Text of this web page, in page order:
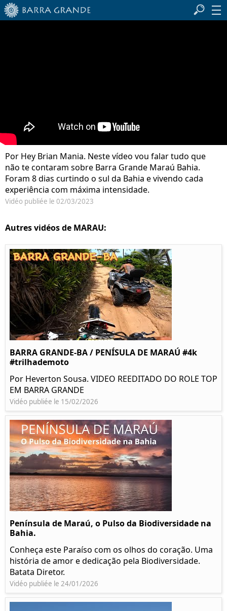
Por Hey Brian Mania. Neste vídeo vou falar tudo que
não te contaram sobre Barra Grande Maraú Bahia.
Foram 8 dias curtindo o sul da Bahia e vivendo cada
experiência com máxima intensidade.
Vidéo publiée le 02/03/2023
Autres vidéos de MARAU:
BARRA GRANDE-BA / PENÍSULA DE MARAÚ #4k
#trilhademoto
Por Heverton Sousa. VIDEO REEDITADO DO ROLE TOP
EM BARRA GRANDE
Vidéo publiée le 15/02/2026
Península de Maraú, o Pulso da Biodiversidade na
Bahia.
Conheça este Paraíso com os olhos do coração. Uma
história de amor e dedicação pela Biodiversidade.
Batata Diretor.
Vidéo publiée le 24/01/2026